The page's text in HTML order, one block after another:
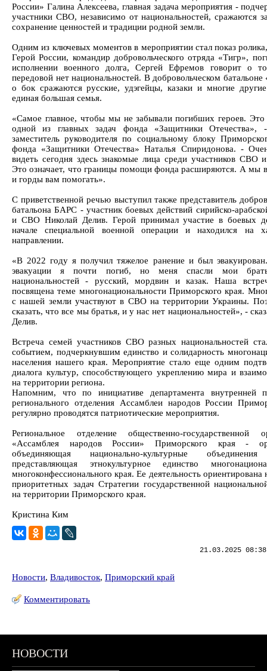
России» Галина Алексеева, главная задача мероприятия -
участники СВО, независимо от национальностей, сражаются
сохранение ценностей и традиции родной земли.
Одним из ключевых моментов в мероприятии стал показ
Герой России, командир добровольческого отряда «Тигр»,
исполнении военного долга, Сергей Ефремов говорит о
передовой нет национальностей. В добровольческом батальоне
о бок сражаются русские, удэгейцы, казаки и многие
единая большая семья.
«Самое главное, чтобы мы не забывали погибших героев. Это
одной из главных задач фонда «Защитники Отечества»,
заместитель руководителя по социальному блоку
фонда «Защитники Отечества» Наталья Спиридонова. -
видеть сегодня здесь знакомые лица среди участников СВО
Это означает, что границы помощи фонда расширяются. А мы
и горды вам помогать».
С приветственной речью выступил также представитель
батальона БАРС - участник боевых действий сирийско-
и СВО Николай Делив. Герой принимал участие в боевых
начале специальной военной операции и находился на
направлении.
«В 2022 году я получил тяжелое ранение и был
эвакуации я почти погиб, но меня спасли мои
национальностей - русский, мордвин и казак. Наша
посвящена теме многонациональности Приморского края.
с нашей земли участвуют в СВО на территории Украины.
сказать, что все мы братья, и у нас нет национальностей», -
Делив.
Встреча семей участников СВО разных национальностей
событием, подчеркнувшим единство и солидарность
населения нашего края. Мероприятие стало еще одним
диалога культур, способствующего укреплению мира и
на территории региона.
Напомним, что по инициативе департамента внутренней
регионального отделения Ассамблеи народов России
регулярно проводятся патриотические мероприятия.
Региональное отделение общественно-государственной
«Ассамблея народов России» Приморского края -
объединяющая национально-культурные
представляющая этнокультурное единство
многоконфессионального края. Ее деятельность ориентирована
приоритетных задач Стратегии государственной
на территории Приморского края.
Кристина Ким
21.03.2025
Новости, Владивосток, Приморский край
Комментировать
НОВОСТИ